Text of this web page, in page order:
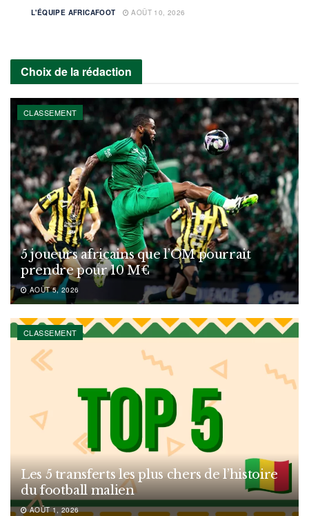
L'ÉQUIPE AFRICAFOOT AOÛT 10, 2026
Choix de la rédaction
CLASSEMENT
5 joueurs africains que l’OM pourrait
prendre pour 10 M€
AOÛT 5, 2026
CLASSEMENT
Les 5 transferts les plus chers de l’histoire
du football malien
AOÛT 1, 2026